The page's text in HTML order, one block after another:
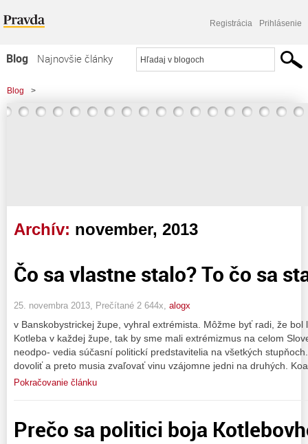
Registrácia Prihlásenie
Blog
Najnovšie články
Najčítanejšie články
Najkomentovanejšie články
Blog >
Archív: november, 2013
Čo sa vlastne stalo? To čo sa
25. novembra 2013, Prečítané 2 644x, alogx
v Banskobystrickej župe, vyhral extrémista. Môžme byť radi, že bol
Kotleba v každej župe, tak by sme mali extrémizmus na celom
neodpo- vedia súčasní politickí predstavitelia na všetkých
dovoliť a preto musia zvaľovať vinu vzájomne jedni na druhých.
Pokračovanie článku
Prečo sa politici boja